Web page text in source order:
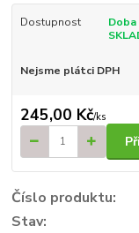
Dostupnost
Doba
Nejsme plátci DPH
245,00 Kč/ks
Číslo produktu:
Stav: